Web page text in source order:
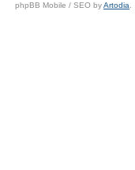
phpBB Mobile / SEO byArtodia